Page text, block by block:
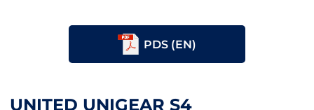
PDS (EN)
UNITED UNIGEAR S4